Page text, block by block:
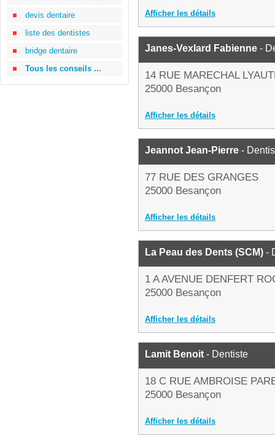
devis dentaire
liste des dentistes
bridge dentaire
Tous les conseils ...
Afficher les détails
Janes-Vexlard Fabienne -
14 RUE MARECHAL
25000 Besançon
Afficher les détails
Jeannot Jean-Pierre -
77 RUE DES GRANGES
25000 Besançon
Afficher les détails
La Peau des Dents (SCM) -
1 A AVENUE DENFERT
25000 Besançon
Afficher les détails
Lamit Benoit - Dentiste
18 C RUE AMBROISE
25000 Besançon
Afficher les détails